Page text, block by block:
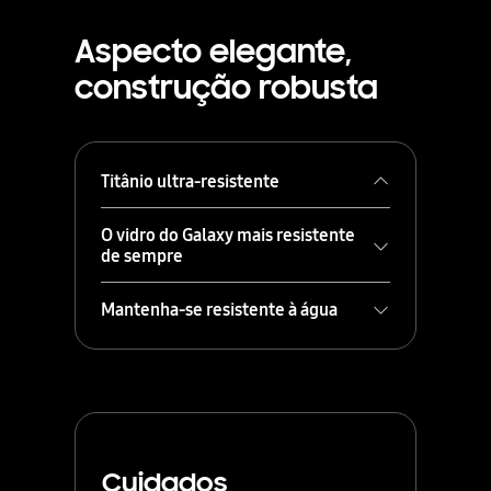
Aspecto elegante,
construção robusta
Titânio ultra-resistente
titânio resistente, o seu
O vidro do Galaxy mais resistente
de sempre
Mantenha-se resistente à água
Cuidados